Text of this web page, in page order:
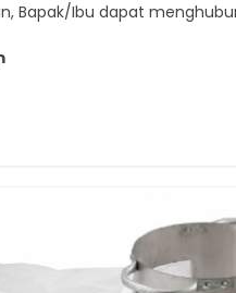
Bapak/Ibu dapat